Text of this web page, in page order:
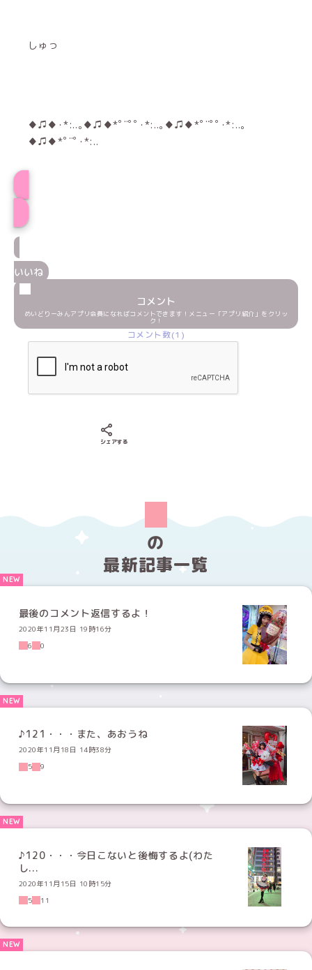
しゅっ
♦♫♦･*:..｡♦♫♦*ﾟ¨ﾟﾟ･*:..｡♦♫♦*ﾟ¨ﾟﾟ･*:..｡
♦♫♦*ﾟ¨ﾟ･*:..
いいね
コメント
めいどりーみんアプリ会員になればコメントできます！メニュー「アプリ紹介」をクリッ
ク！
コメント数(1)
シェアする
の
最新記事一覧
最後のコメント返信するよ！
2020年11月23日 19時16分
6
0
♪121・・・また、あおうね
2020年11月18日 14時38分
5
9
♪120・・・今日こないと後悔するよ(わた
し...
2020年11月15日 10時15分
5
11